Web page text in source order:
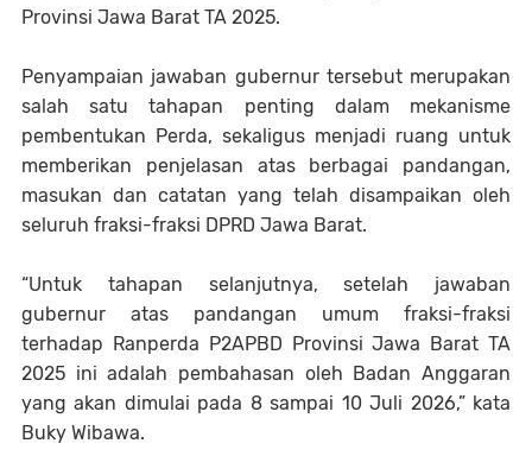
Provinsi Jawa Barat TA 2025.
Penyampaian jawaban gubernur tersebut merupakan
salah satu tahapan penting dalam mekanisme
pembentukan Perda, sekaligus menjadi ruang untuk
memberikan penjelasan atas berbagai pandangan,
masukan dan catatan yang telah disampaikan oleh
seluruh fraksi-fraksi DPRD Jawa Barat.
“Untuk tahapan selanjutnya, setelah jawaban
gubernur atas pandangan umum fraksi-fraksi
terhadap Ranperda P2APBD Provinsi Jawa Barat TA
2025 ini adalah pembahasan oleh Badan Anggaran
yang akan dimulai pada 8 sampai 10 Juli 2026,” kata
Buky Wibawa.